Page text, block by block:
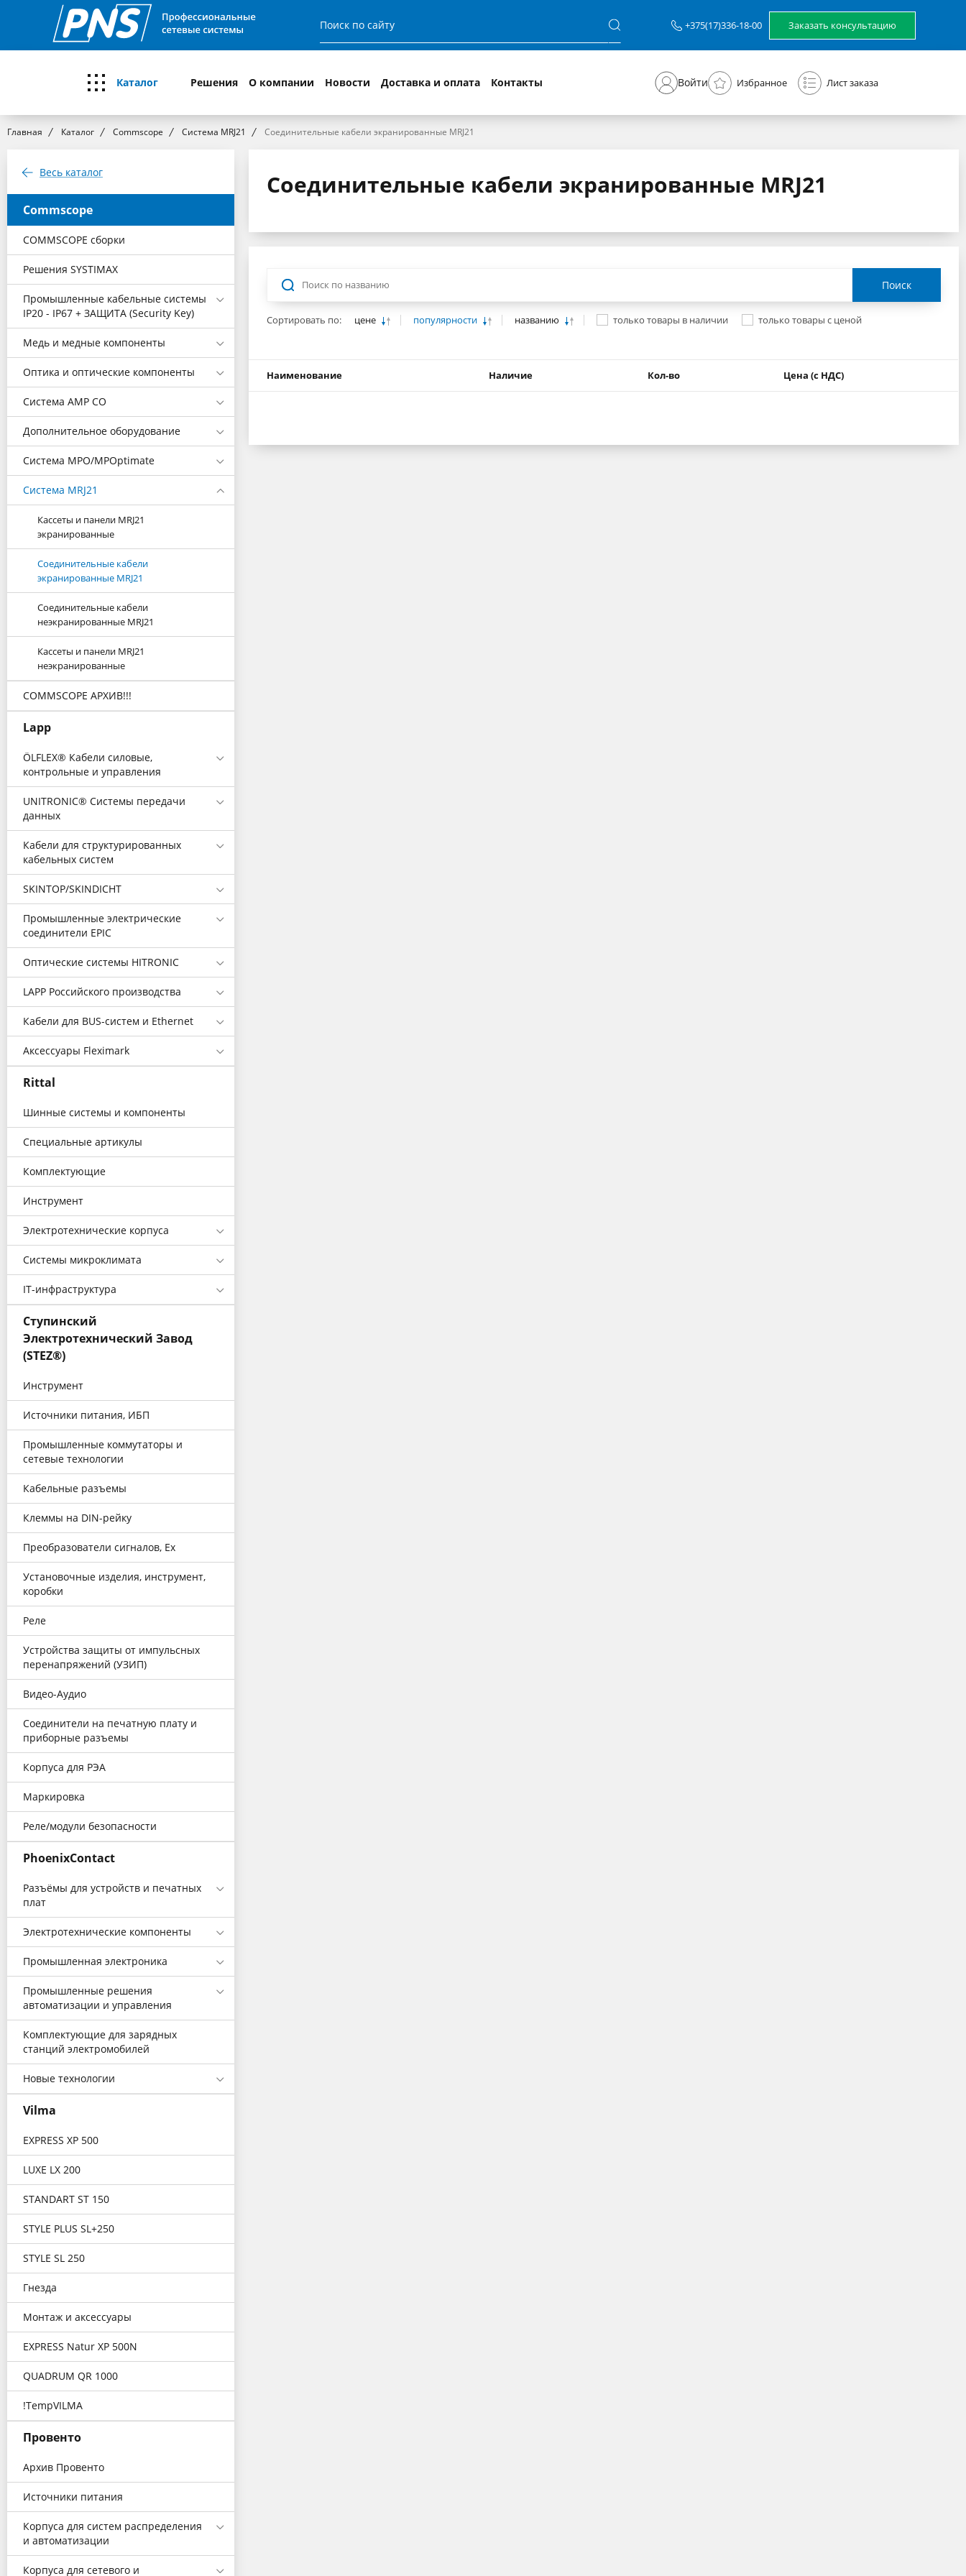
+375(17)336-18-00 Заказать консультацию
Каталог Решения О компании Новости Доставка и оплата Контакты Войти Избранное Лист заказа
Главная Каталог Commscope Система MRJ21 Соединительные кабели экранированные MRJ21
Весь каталог
Commscope
COMMSCOPE cборки
Решения SYSTIMAX
Промышленные кабельные системы
IP20 - IP67 + ЗАЩИТА (Security Key)
Медь и медные компоненты
Оптика и оптические компоненты
Система AMP CO
Дополнительное оборудование
Система MPO/MPOptimate
Система MRJ21
Кассеты и панели MRJ21
экранированные
Соединительные кабели
экранированные MRJ21
Соединительные кабели
неэкранированные MRJ21
Кассеты и панели MRJ21
неэкранированные
COMMSCOPE АРХИВ!!!
Lapp
ÖLFLEX® Кабели силовые,
контрольные и управления
UNITRONIC® Системы передачи
данных
Кабели для структурированных
кабельных систем
SKINTOP/SKINDICHT
Промышленные электрические
соединители EPIC
Оптические системы HITRONIC
LAPP Российского производства
Кабели для BUS-систем и Ethernet
Аксессуары Fleximark
Rittal
Шинные системы и компоненты
Специальные артикулы
Комплектующие
Инструмент
Электротехнические корпуса
Системы микроклимата
IT-инфраструктура
Ступинский
Электротехнический Завод
(STEZ®)
Инструмент
Источники питания, ИБП
Промышленные коммутаторы и
сетевые технологии
Кабельные разъемы
Клеммы на DIN-рейку
Преобразователи сигналов, Еx
Установочные изделия, инструмент,
коробки
Реле
Устройства защиты от импульсных
перенапряжений (УЗИП)
Видео-Аудио
Соединители на печатную плату и
приборные разъемы
Корпуса для РЭА
Маркировка
Реле/модули безопасности
PhoenixContact
Разъёмы для устройств и печатных
плат
Электротехнические компоненты
Промышленная электроника
Промышленные решения
автоматизации и управления
Комплектующие для зарядных
станций электромобилей
Новые технологии
Vilma
EXPRESS XP 500
LUXE LX 200
STANDART ST 150
STYLE PLUS SL+250
STYLE SL 250
Гнезда
Монтаж и аксессуары
EXPRESS Natur XP 500N
QUADRUM QR 1000
!TempVILMA
Провенто
Архив Провенто
Источники питания
Корпуса для систем распределения
и автоматизации
Корпуса для сетевого и
Соединительные кабели экранированные MRJ21
Поиск
Сортировать по: цене популярности названию только товары в наличии только товары с ценой
Наименование Наличие Кол-во Цена (с НДС)